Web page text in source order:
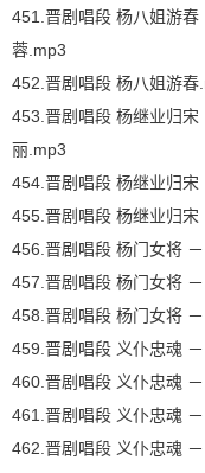
451.晋剧唱段 杨八姐游
蓉.mp3
452.晋剧唱段 杨八姐游春
453.晋剧唱段 杨继业归
丽.mp3
454.晋剧唱段 杨继业归
455.晋剧唱段 杨继业归
456.晋剧唱段 杨门女将
457.晋剧唱段 杨门女将
458.晋剧唱段 杨门女将
459.晋剧唱段 义仆忠魂
460.晋剧唱段 义仆忠魂
461.晋剧唱段 义仆忠魂
462.晋剧唱段 义仆忠魂